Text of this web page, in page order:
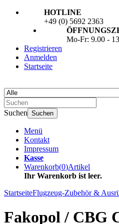
HOTLINE
+49 (0) 5692 2363
Mo-Fr: 9.00 -
Registrieren
Anmelden
Startseite
Suchen Suchen
Menü
Kontakt
Impressum
Kasse
Warenkorb(0)Artikel
Ihr Warenkorb ist leer.
StartseiteFlugzeug-Zubehör &
Fakopol / CBG